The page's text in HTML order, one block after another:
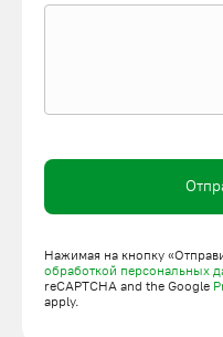
Нажимая на кнопку
обработкой персональных
reCAPTCHA and the Google
apply.